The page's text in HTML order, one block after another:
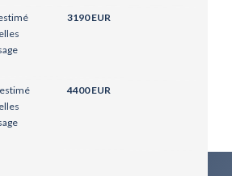
3190 EUR
4400 EUR